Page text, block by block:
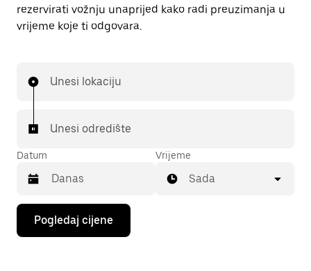
rezervirati vožnju unaprijed kako radi preuzimanja u
vrijeme koje ti odgovara.
Unesi lokaciju
Unesi odredište
Datum
Pritisni
tipku
sa
Vrijeme
Sada
Pogledaj cijene